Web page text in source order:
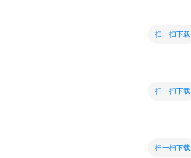
扫一扫下载
扫一扫下载
扫一扫下载